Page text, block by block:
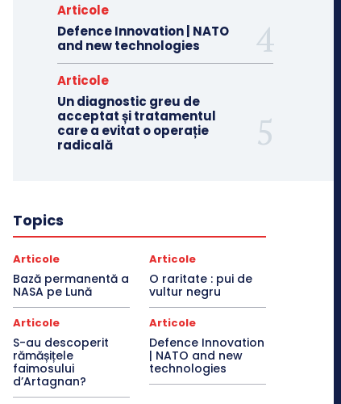
Articole
Defence Innovation | NATO
and new technologies
Articole
Un diagnostic greu de
acceptat și tratamentul
care a evitat o operație
radicală
Topics
Articole
Bază permanentă a
NASA pe Lună
Articole
O raritate : pui de
vultur negru
Articole
S-au descoperit
rămășițele
faimosului
d’Artagnan?
Articole
Defence Innovation
| NATO and new
technologies